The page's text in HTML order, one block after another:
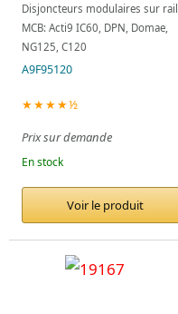
Disjoncteurs modulaires sur rail
MCB: Acti9 IC60, DPN, Domae,
NG125, C120
A9F95120
★★★★½
Prix sur demande
En stock
Voir le produit